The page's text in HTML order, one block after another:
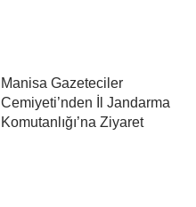
Manisa Gazeteciler
Cemiyeti’nden İl Jandarma
Komutanlığı’na Ziyaret